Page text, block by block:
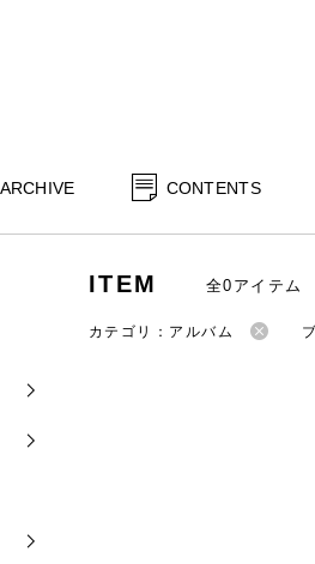
ARCHIVE CONTENTS
ITEM 全0アイテム
カテゴリ：アルバム